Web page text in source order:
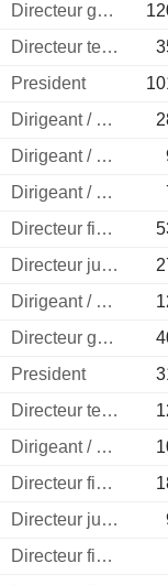
Directeur general
Directeur technique
President
Dirigeant / cadre principal
Dirigeant / cadre principal
Dirigeant / cadre principal
Directeur financier
Directeur juridique
Dirigeant / cadre principal
Directeur general
President
Directeur technique
Dirigeant / cadre principal
Directeur financier
Directeur juridique
Directeur financier